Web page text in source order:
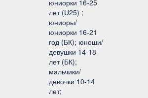
юниорки 16-25
лет (U25) ;
юниоры/
юниорки 16-21
год (БК); юноши/
девушки 14-18
лет (БК);
мальчики/
девочки 10-14
лет;